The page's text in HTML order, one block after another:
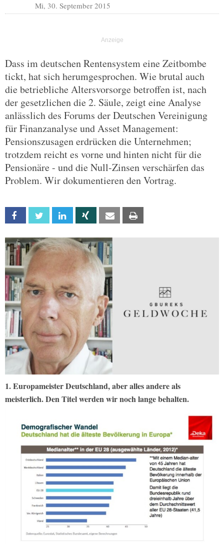
Mi, 30. September 2015
Dass im deutschen Rentensystem eine Zeitbombe
tickt, hat sich herumgesprochen. Wie brutal auch
die betriebliche Altersvorsorge betroffen ist, nach
der gesetzlichen die 2. Säule, zeigt eine Analyse
anlässlich des Forums der Deutschen Vereinigung
für Finanzanalyse und Asset Management:
Pensionszusagen erdrücken die Unternehmen;
trotzdem reicht es vorne und hinten nicht für die
Pensionäre - und die Null-Zinsen verschärfen das
Problem. Wir dokumentieren den Vortrag.
Facebook Twitter Linkedin Xing Email
1. Europameister Deutschland, aber alles andere als
meisterlich. Den Titel werden wir noch lange behalten.